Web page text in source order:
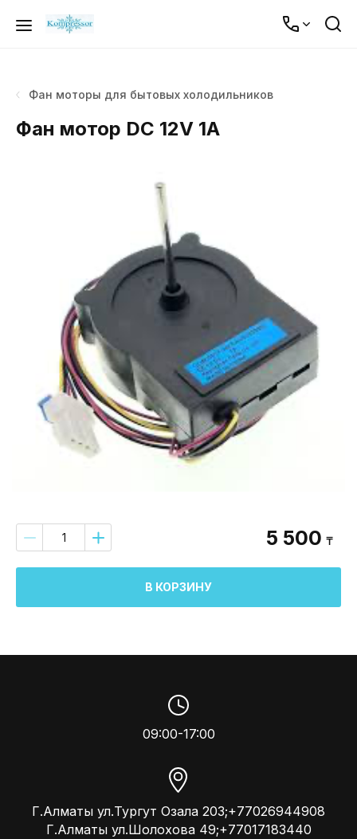
Фан моторы для бытовых холодильников
Фан мотор DC 12V 1A
5 500 ₸
В КОРЗИНУ
09:00-17:00
Г.Алматы ул.Тургут Озала 203;+77026944908
Г.Алматы ул.Шолохова 49;+77017183440